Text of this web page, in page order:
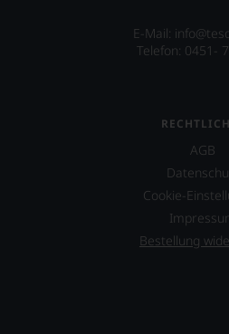
E-Mail:
Telefon: 0451-
AGB
Cookie-
Bestellung